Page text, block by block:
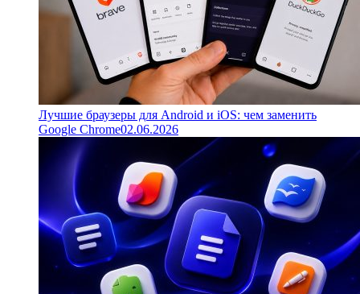
Лучшие браузеры для Android и iOS: чем заменить
Google Chrome02.06.2026